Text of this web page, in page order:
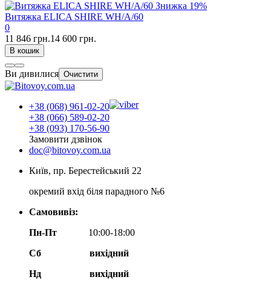
Знижка 19%
Витяжка ELICA SHIRE WH/A/60
0
11 846 грн.14 600 грн.
В кошик
Ви дивилися Очистити
+38 (068) 961-02-20
+38 (066) 589-02-20
+38 (093) 170-56-90
Замовити дзвінок
doc@bitovoy.com.ua
Київ, пр. Берестейський 22
окремий вхід біля парадного №6
Самовивіз:
Пн-Пт
10:00-18:00
Сб
вихідний
Нд
вихідний